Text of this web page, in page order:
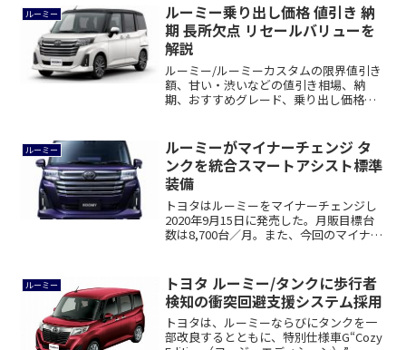
ルーミー
ルーミー乗り出し価格 値引き 納
期 長所欠点 リセールバリューを
解説
ルーミー/ルーミーカスタムの限界値引き
額、甘い・渋いなどの値引き相場、納
期、おすすめグレード、乗り出し価格
ルーミー
ルーミーがマイナーチェンジ タ
ンクを統合スマートアシスト標準
装備
トヨタはルーミーをマイナーチェンジし
2020年9月15日に発売した。月販目標台
数は8,700台／月。また、今回のマイナ
ルーミー
トヨタ ルーミー/タンクに歩行者
検知の衝突回避支援システム採用
トヨタは、ルーミーならびにタンクを一
部改良するとともに、特別仕様車G“Cozy